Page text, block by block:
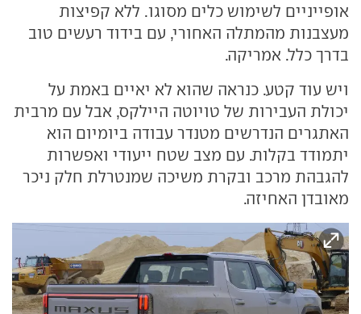
אופייניים לשימוש כלים מסוגו. ללא קפיצות
מעצבנות מהמתלה האחורי, עם בידוד רעשים טוב
בדרך כלל. אמריקה.
ויש עוד קטע. כנראה שהוא לא יאיים באמת על
יכולת העבירות של טויוטה היילקס, אבל עם מרבית
האתגרים הנדרשים מטנדר עבודה ביומיום הוא
יתמודד בקלות. עם מצב שטח ייעודי ואפשרות
להגבהת מרכב ובקרת משיכה שמנטרלת חלק ניכר
מאובדן האחיזה.